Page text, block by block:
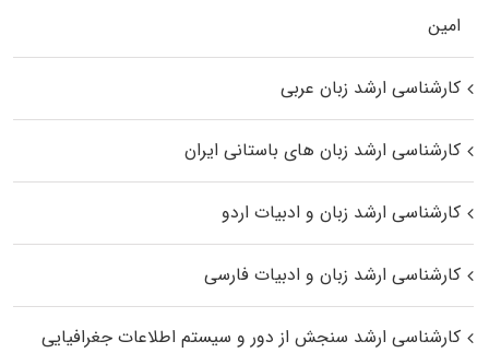
اﻣﻴﻦ
کارشناسی ارشد زبان عربی
کارشناسی ارشد زبان‌ های باستانی ایران
کارشناسی ارشد زبان و ادبیات اردو
کارشناسی ارشد زبان و ادبیات فارسی
کارشناسی ارشد سنجش از دور و سیستم اطلاعات جغرافیایی